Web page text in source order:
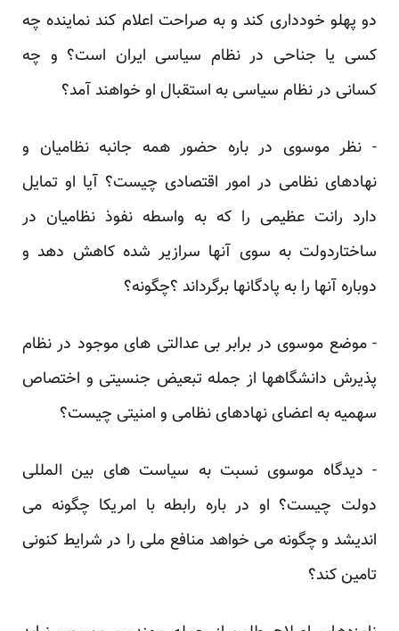
دو پهلو خودداری کند و به صراحت اعلام کند نماینده ‏چه
کسی یا جناحی در نظام سیاسی ایران است؟ و چه
کسانی در نظام سیاسی به استقبال او خواهند آمد؟‏
‏- نظر موسوی در باره حضور همه جانبه نظامیان و
نهادهای نظامی در امور اقتصادی چیست؟ آیا او تمایل
دارد ‏رانت عظیمی را که به واسطه نفوذ نظامیان در
ساختاردولت به سوی آنها سرازیر شده کاهش دهد و
دوباره آنها را ‏به پادگانها برگرداند ؟چگونه؟‏
‏- موضع موسوی در برابر بی عدالتی های موجود در نظام
پذیرش دانشگاهها از جمله تبعیض جنسیتی و ‏اختصاص
سهمیه به اعضای نهادهای نظامی و امنیتی چیست؟‏
‏- دیدگاه موسوی نسبت به سیاست های بین المللی
دولت چیست؟ او در باره رابطه با امریکا چگونه می
اندیشد و ‏چگونه می خواهد منافع ملی را در شرایط کنونی
تامین کند؟‏